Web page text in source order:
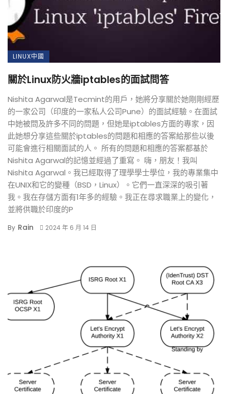
LINUX中國
關於Linux防火牆iptables的面試問答
Nishita Agarwal是Tecmint的用戶，她將分享關於她剛剛經歷
的一家公司（印度的一家私人公司Pune）的面試經驗。在面試
中她被問及許多不同的問題，但她是iptables方面的專家，因
此她想分享這些關於iptables的問題和相應的答案給那些以後
可能會進行相關面試的人。 所有的問題和相應的答案都基於
Nishita Agarwal的記憶並經過了重寫。 嗨，朋友！我叫
Nishita Agarwal。我已經取得了理學學士學位，我的專業集中
在UNIX和它的變種（BSD，Linux）。它們一直深深的吸引著
我。我在存儲方面有1年多的經驗。我正在尋求職業上的變化，
並將供職於印度的P
By Rain 2024 年 6 月 14 日